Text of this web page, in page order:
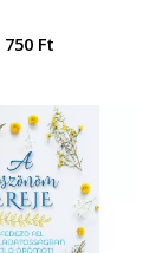
750 Ft